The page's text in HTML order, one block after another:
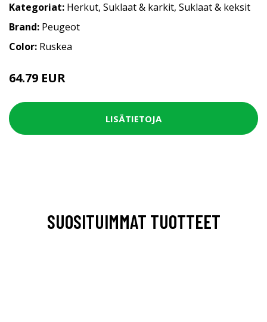
Kategoriat: Herkut, Suklaat & karkit, Suklaat & keksit
Brand: Peugeot
Color: Ruskea
64.79 EUR
LISÄTIETOJA
SUOSITUIMMAT TUOTTEET